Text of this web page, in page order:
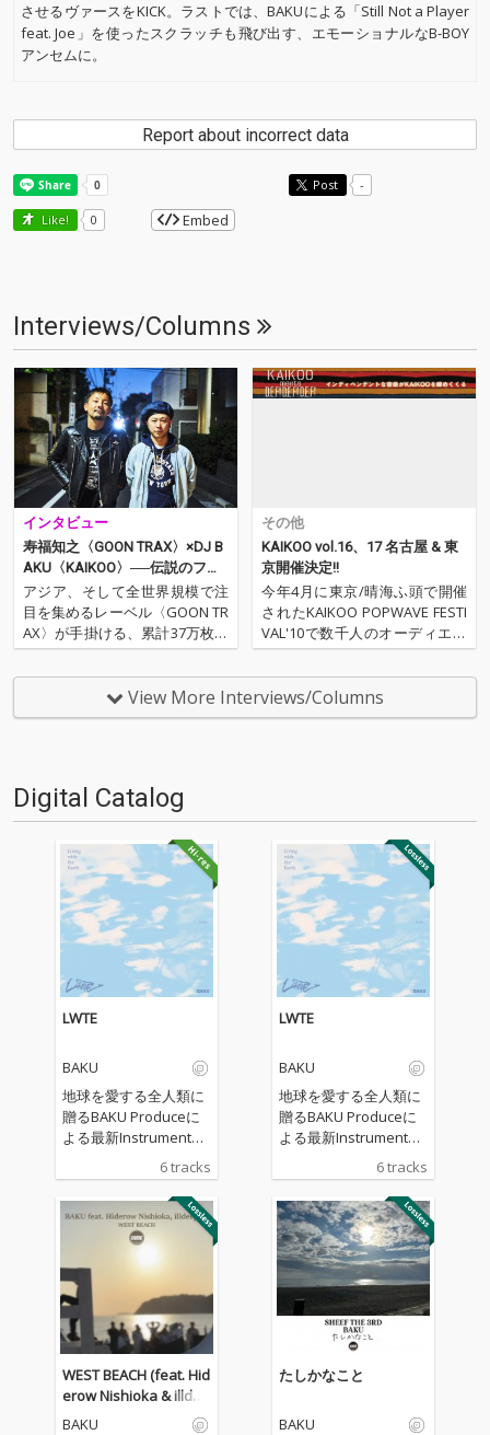
させるヴァースをKICK。ラストでは、BAKUによる「Still Not a Player
feat. Joe」を使ったスクラッチも飛び出す、エモーショナルなB-BOY
アンセムに。
Report about incorrect data
Post -
Like! 0 Embed
Interviews/Columns
インタビュー
寿福知之〈GOON TRAX〉×DJ B
AKU〈KAIKOO〉──伝説のフェ
スティバル「KAIKOO」復活の
狼煙!
アジア、そして全世界規模で注
目を集めるレーベル〈GOON TR
AX〉が手掛ける、累計37万枚突
破の人気ヒップホップ・コン
ピ、『IN YA MELLOW TONE』最
新作がハイレゾにて到着! 今作も
Robert de BoronやStill Carava
その他
KAIKOO vol.16、17 名古屋 & 東
京開催決定!!
今年4月に東京/晴海ふ頭で開催
されたKAIKOO POPWAVE FESTI
VAL'10で数千人のオーディエン
スが熱狂した! 今回はその首謀者
であるPOPGROUPが、またもや
1年を振り返るにふさわしいメ
ンツとインディペンデントな音
View More Interviews/Columns
Digital Catalog
LWTE
BAKU
地球を愛する全人類に
贈るBAKU Produceに
よる最新Instrumental
Album。「LWTE」とは
Living with the Earthの
頭文字をとったタイト
ル。
6 tracks
LWTE
BAKU
地球を愛する全人類に
贈るBAKU Produceに
よる最新Instrumental
Album。「LWTE」とは
Living with the Earthの
頭文字をとったタイト
ル。
6 tracks
WEST BEACH (feat. Hid
erow Nishioka & illdes
pins)
BAKU
たしかなこと
BAKU